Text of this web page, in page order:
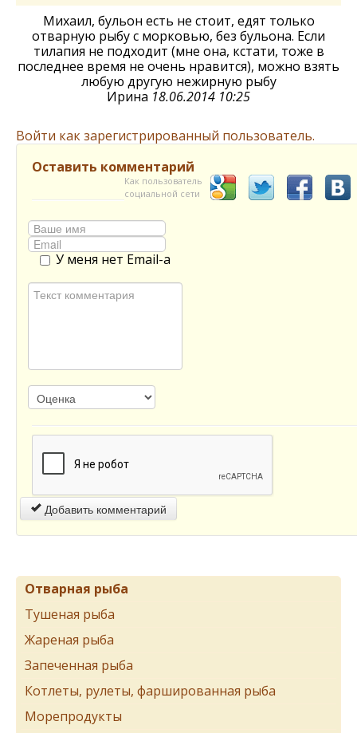
Михаил, бульон есть не стоит, едят только
отварную рыбу с морковью, без бульона. Если
тилапия не подходит (мне она, кстати, тоже в
последнее время не очень нравится), можно взять
любую другую нежирную рыбу
Ирина 18.06.2014 10:25
Войти как зарегистрированный пользователь.
Оставить комментарий
Как пользователь
социальной сети
У меня нет Email-а
Добавить комментарий
Отварная рыба
Тушеная рыба
Жареная рыба
Запеченная рыба
Котлеты, рулеты, фаршированная рыба
Морепродукты